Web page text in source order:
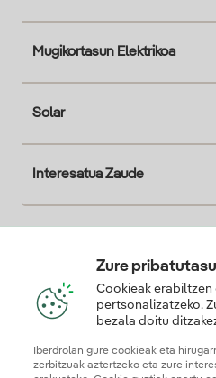
Mugikortasun Elektrikoa
Solar
Interesatua Zaude
Zure
Cookieak erabiltzen
pertsonalizatzeko.
bezala doitu
Iberdrolan gure cookieak eta
zerbitzuak aztertzeko eta zure